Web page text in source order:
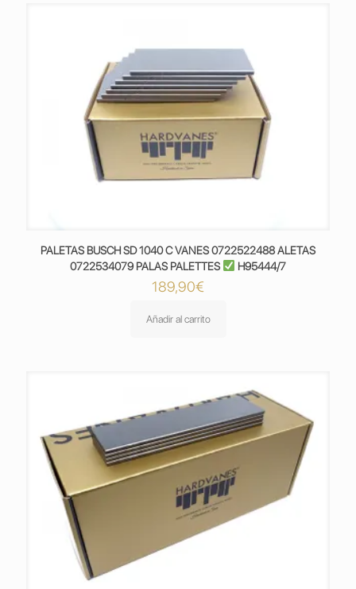
PALETAS BUSCH SD 1040 C VANES 0722522488 ALETAS
0722534079 PALAS PALETTES
H95444/7
189,90€
Añadir al carrito